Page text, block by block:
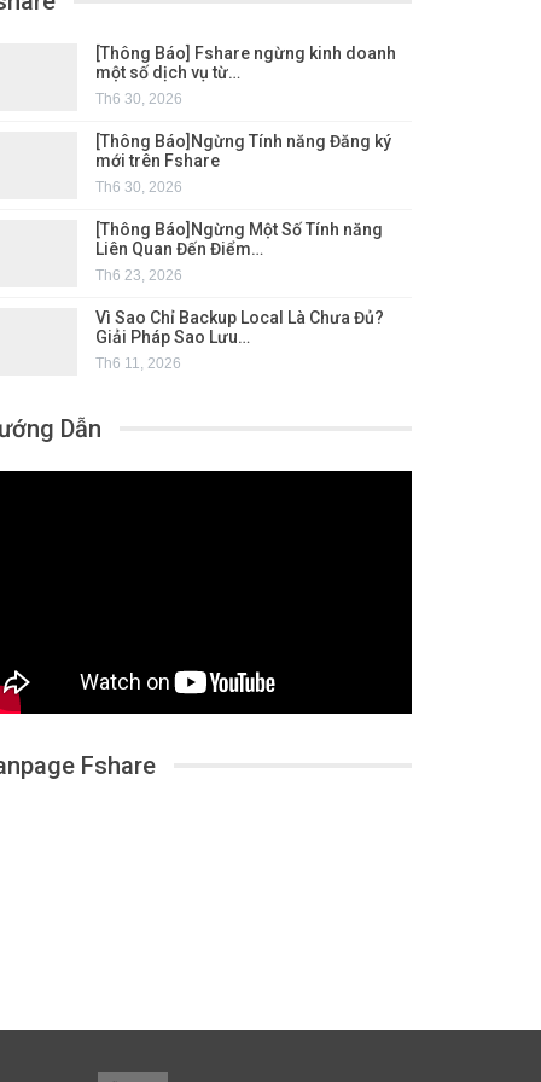
[Thông Báo] Fshare ngừng kinh doanh
một số dịch vụ từ…
Th6 30, 2026
[Thông Báo]Ngừng Tính năng Đăng ký
mới trên Fshare
Th6 30, 2026
[Thông Báo]Ngừng Một Số Tính năng
Liên Quan Đến Điểm…
Th6 23, 2026
Vì Sao Chỉ Backup Local Là Chưa Đủ?
Giải Pháp Sao Lưu…
Th6 11, 2026
Dẫn
Fshare